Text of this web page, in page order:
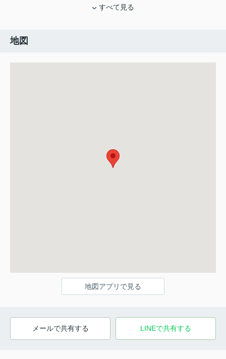
すべて見る
地図
地図アプリで見る
メールで共有する LINEで共有する